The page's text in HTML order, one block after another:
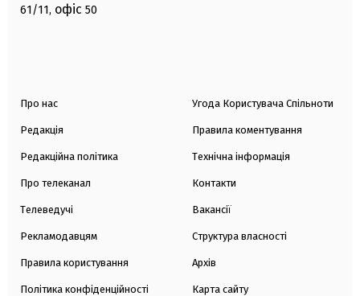
61/11, офіс 50
Про нас
Редакція
Редакційна політика
Про телеканал
Телеведучі
Рекламодавцям
Правила користування
Політика конфіденційності
Угода Користувача Спільноти
Правила коментування
Технічна інформація
Контакти
Вакансії
Структура власності
Архів
Карта сайту